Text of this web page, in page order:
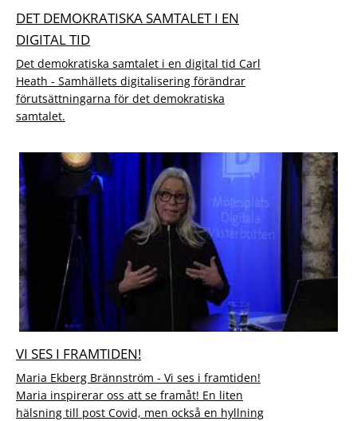
DET DEMOKRATISKA SAMTALET I EN
DIGITAL TID
Det demokratiska samtalet i en digital tid Carl
Heath - Samhällets digitalisering förändrar
förutsättningarna för det demokratiska
samtalet.
VI SES I FRAMTIDEN!
Maria Ekberg Brännström - Vi ses i framtiden!
Maria inspirerar oss att se framåt! En liten
hälsning till post Covid, men också en hyllning